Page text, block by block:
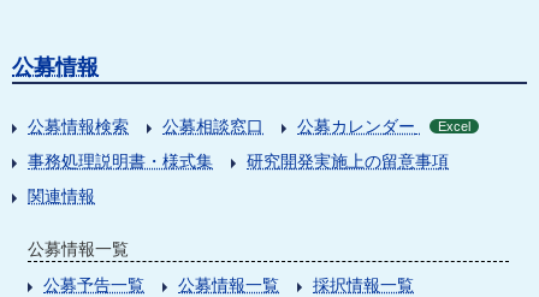
公募情報
公募情報検索 公募相談窓口 公募カレンダー Excel
事務処理説明書・様式集
研究開発実施上の留意事項
関連情報
公募情報一覧
公募予告一覧
公募情報一覧
採択情報一覧